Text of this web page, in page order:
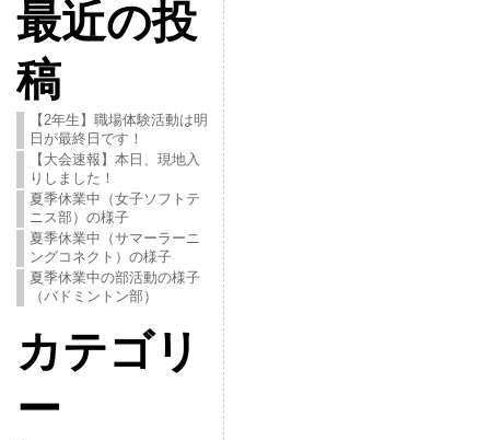
最近の投
稿
【2年生】職場体験活動は明
日が最終日です！
【大会速報】本日、現地入
りしました！
夏季休業中（女子ソフトテ
ニス部）の様子
夏季休業中（サマーラーニ
ングコネクト）の様子
夏季休業中の部活動の様子
（バドミントン部）
カテゴリ
ー